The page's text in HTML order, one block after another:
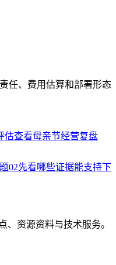
任、费用估算和部署形态
估查看母亲节经营复盘
02先看哪些证据能支持下
、资源资料与技术服务。